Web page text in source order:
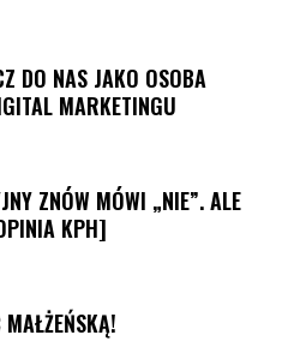
DO NAS JAKO OSOBA
MARKETINGU
ZNÓW MÓWI „NIE”. ALE
KPH]